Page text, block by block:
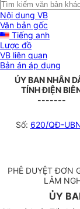
Nội dung VB
Văn bản gốc
Tiếng anh
Lược đồ
VB liên quan
Bản án áp dụng
ỦY BAN NHÂN
TỈNH ĐIỆN
-------
Số: 620/QĐ-
PHÊ DUYỆT ĐƠN
LÂM
ỦY